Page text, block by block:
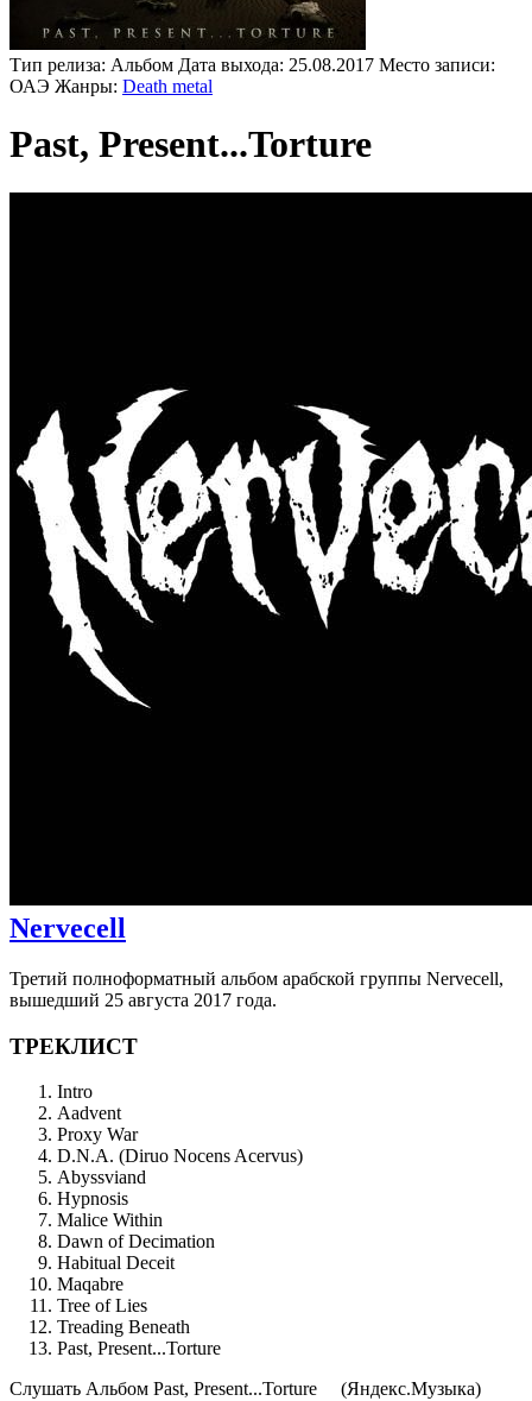
Тип релиза: Альбом Дата выхода: 25.08.2017 Место записи:
ОАЭ Жанры: Death metal
Past, Present...Torture
Nervecell
Третий полноформатный альбом арабской группы Nervecell,
вышедший 25 августа 2017 года.
ТРЕКЛИСТ
Intro
Aadvent
Proxy War
D.N.A. (Diruo Nocens Acervus)
Abyssviand
Hypnosis
Malice Within
Dawn of Decimation
Habitual Deceit
Maqabre
Tree of Lies
Treading Beneath
Past, Present...Torture
Cлушать Альбом Past, Present...Torture
(Яндекс.Музыка)